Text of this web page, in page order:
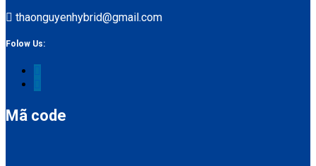
thaonguyenhybrid@gmail.com
Folow Us:
Mã code